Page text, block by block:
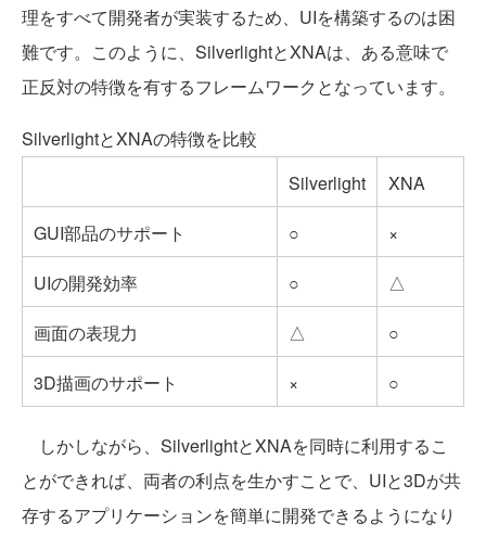
理をすべて開発者が実装するため、UIを構築するのは困
難です。このように、SilverlightとXNAは、ある意味で
正反対の特徴を有するフレームワークとなっています。
SilverlightとXNAの特徴を比較
Silverlight
XNA
GUI部品のサポート
○
×
UIの開発効率
○
△
画面の表現力
△
○
3D描画のサポート
× ○
しかしながら、SilverlightとXNAを同時に利用するこ
とができれば、両者の利点を生かすことで、UIと3Dが共
存するアプリケーションを簡単に開発できるようになり